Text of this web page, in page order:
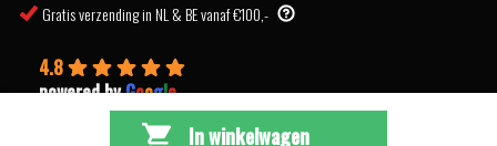
In winkelwagen
Gratis verzending in NL & BE vanaf €100,-
4.8
powered byGoogle